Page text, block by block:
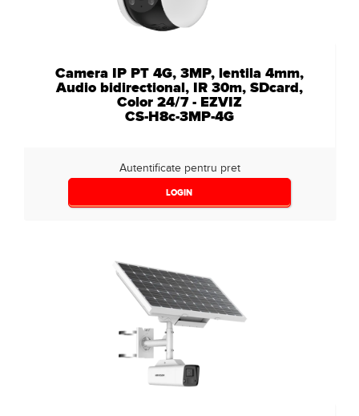
Camera IP PT 4G, 3MP, lentila 4mm,
Audio bidirectional, IR 30m, SDcard,
Color 24/7 - EZVIZ
CS-H8c-3MP-4G
Autentificate pentru pret
LOGIN